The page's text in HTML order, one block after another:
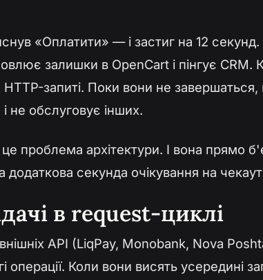
«Оплатити» — і застиг на 12
залишки в OpenCart і пінгує CRM.
запиті. Поки вони не завершаться,
не обслуговує інших.
проблема архітектури. І вона прямо
секунда очікування на
в request-циклі
API (LiqPay, Monobank, Nova
Коли вони висять усередині